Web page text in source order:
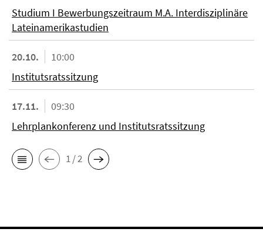
Studium I Bewerbungszeitraum M.A. Interdisziplinäre
Lateinamerikastudien
20.10.
10:00
Institutsratssitzung
17.11.
09:30
Lehrplankonferenz und Institutsratssitzung
1 / 2